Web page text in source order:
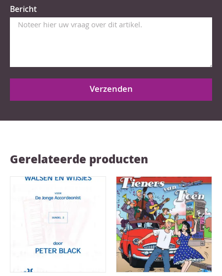
Bericht
Verzenden
Gerelateerde producten